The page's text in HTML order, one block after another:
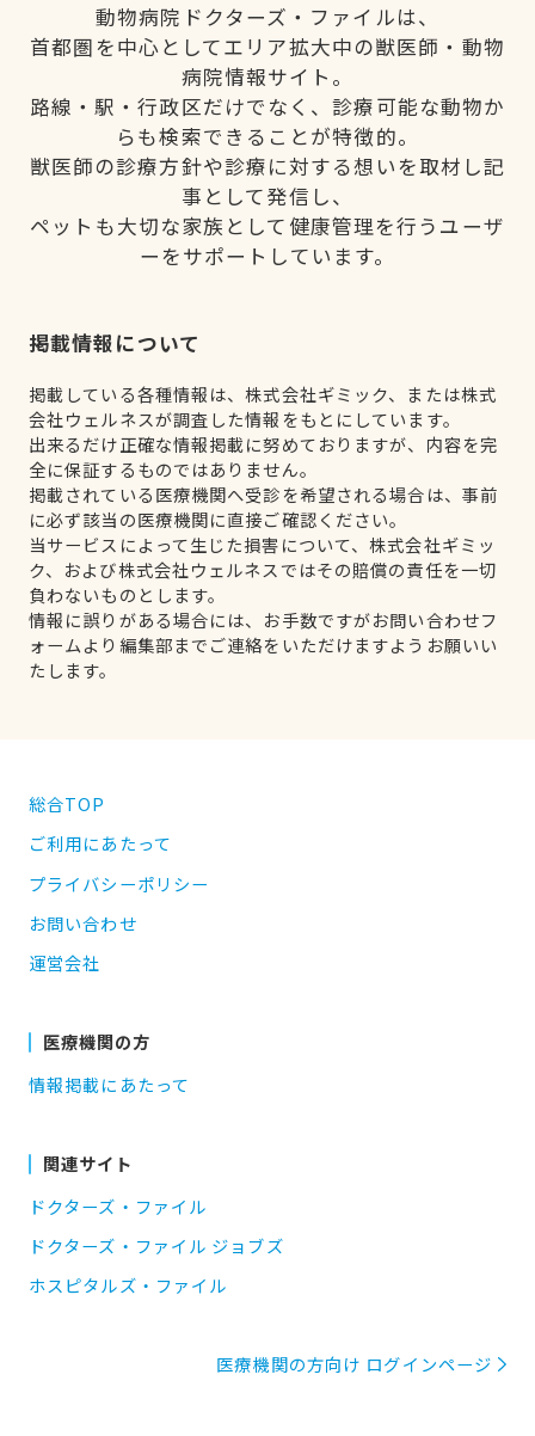
動物病院ドクターズ・ファイルは、
首都圏を中心としてエリア拡大中の獣医師・動物
病院情報サイト。
路線・駅・行政区だけでなく、診療可能な動物か
らも検索できることが特徴的。
獣医師の診療方針や診療に対する想いを取材し記
事として発信し、
ペットも大切な家族として健康管理を行うユーザ
ーをサポートしています。
掲載情報について
掲載している各種情報は、株式会社ギミック、または株式
会社ウェルネスが調査した情報をもとにしています。
出来るだけ正確な情報掲載に努めておりますが、内容を完
全に保証するものではありません。
掲載されている医療機関へ受診を希望される場合は、事前
に必ず該当の医療機関に直接ご確認ください。
当サービスによって生じた損害について、株式会社ギミッ
ク、および株式会社ウェルネスではその賠償の責任を一切
負わないものとします。
情報に誤りがある場合には、お手数ですがお問い合わせフ
ォームより編集部までご連絡をいただけますようお願いい
たします。
総合TOP
ご利用にあたって
プライバシーポリシー
お問い合わせ
運営会社
医療機関の方
情報掲載にあたって
関連サイト
ドクターズ・ファイル
ドクターズ・ファイル ジョブズ
ホスピタルズ・ファイル
医療機関の方向け ログインページ